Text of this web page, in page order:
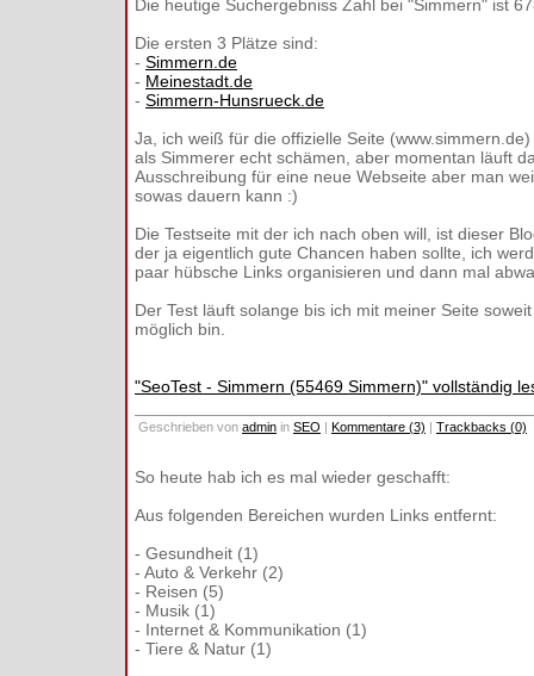
Die heutige Suchergebniss Zahl bei "Simmern" ist
Die ersten 3 Plätze sind:
- Simmern.de
- Meinestadt.de
- Simmern-Hunsrueck.de
Ja, ich weiß für die offizielle Seite
als Simmerer echt schämen, aber momentan läuft
Ausschreibung für eine neue Webseite aber man
sowas dauern kann :)
Die Testseite mit der ich nach oben will, ist dieser
der ja eigentlich gute Chancen haben sollte, ich
paar hübsche Links organisieren und dann mal
Der Test läuft solange bis ich mit meiner Seite
möglich bin.
"SeoTest - Simmern (55469 Simmern)" vollständig
Geschrieben von admin in SEO | Kommentare (3) | Trackbacks (0)
So heute hab ich es mal wieder geschafft:
Aus folgenden Bereichen wurden Links entfernt:
- Gesundheit (1)
- Auto & Verkehr (2)
- Reisen (5)
- Musik (1)
- Internet & Kommunikation (1)
- Tiere & Natur (1)